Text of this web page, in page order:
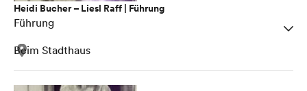
Heidi Bucher – Liesl Raff | Führung
Führung
Beim Stadthaus